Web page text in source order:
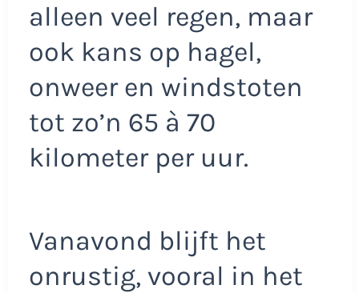
alleen veel regen, maar
ook kans op hagel,
onweer en windstoten
tot zo’n 65 à 70
kilometer per uur.
Vanavond blijft het
onrustig, vooral in het